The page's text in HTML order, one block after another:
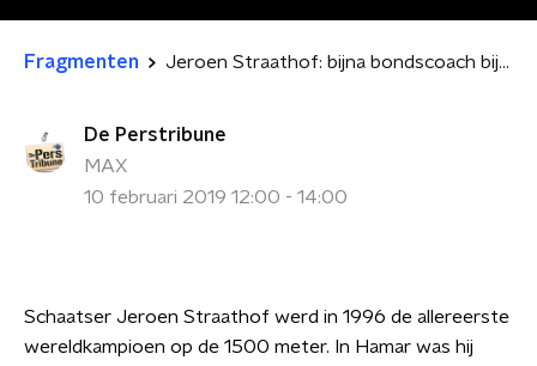
Fragmenten Jeroen Straathof: bijna bondscoach bij de KNSB
De Perstribune
MAX
10 februari 2019 12:00 - 14:00
Schaatser Jeroen Straathof werd in 1996 de allereerste
wereldkampioen op de 1500 meter. In Hamar was hij